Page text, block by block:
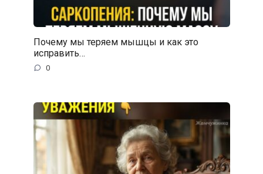
Почему мы теряем мышцы и как это
исправить…
0